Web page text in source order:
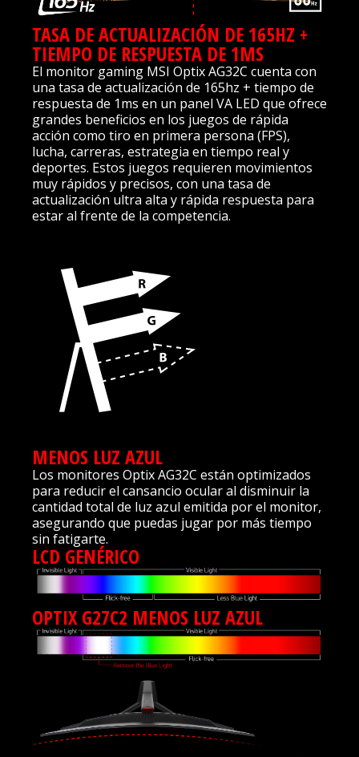
TASA DE ACTUALIZACIÓN DE 165HZ +
TIEMPO DE RESPUESTA DE 1MS
El monitor gaming MSI Optix AG32C cuenta con
una tasa de actualización de 165hz + tiempo de
respuesta de 1ms en un panel VA LED que ofrece
grandes beneficios en los juegos de rápida
acción como tiro en primera persona (FPS),
lucha, carreras, estrategia en tiempo real y
deportes. Estos juegos requieren movimientos
muy rápidos y precisos, con una tasa de
actualización ultra alta y rápida respuesta para
estar al frente de la competencia.
MENOS LUZ AZUL
Los monitores Optix AG32C están optimizados
para reducir el cansancio ocular al disminuir la
cantidad total de luz azul emitida por el monitor,
asegurando que puedas jugar por más tiempo
sin fatigarte.
LCD GENÉRICO
OPTIX G27C2 MENOS LUZ AZUL